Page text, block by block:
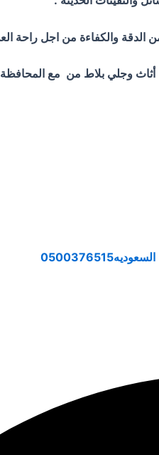
والكفاءة من اجل راحة
وجلي بلاط من مع